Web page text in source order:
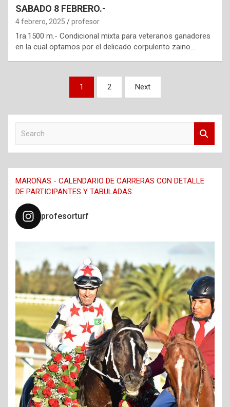
SABADO 8 FEBRERO.-
4 febrero, 2025 profesor
1ra.1500 m.- Condicional mixta para veteranos ganadores
en la cual optamos por el delicado corpulento zaino…
entradas
1 2 Next
c
h
MAROÑAS - CALENDARIO DE CARRERAS CON DETALLE
DE PARTICIPANTES Y TABULADAS
profesorturf